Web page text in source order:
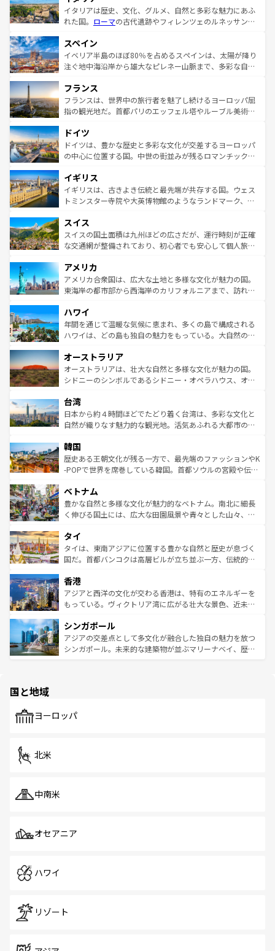
イタリアは歴史、文化、グルメ、自然と多彩な魅力にあふ
れた国。 ローマの古代遺跡やフィレンツェのルネッサンス
ろん、トスカーナの美しい田園風景やアマルフィ海岸の絶
景など、自然景観も見逃せない。観光の合間には、本場の
ピザやパスタなど、絶品のイタリア料理を堪能することも
ませてくれるイタリアで、忘れられない旅をしてみよう！
なお、新着のイタリア情報はコンテンツ一覧 を参照してほ
しい。
スペイン
イベリア半島のほぼ80％を占めるスペインは、太陽が降り
注ぐ地中海沿岸から雄大なピレネー山脈まで、多彩な自然
文化が根付くこの国では、情熱的なフラメンコ、熱気あふ
れる闘牛、そして美味しいタパスが生活の一部となってい
る。首都マドリードの洗練された雰囲気や、バルセロナの
の城塞都市、穏やかなビーチリゾートまで多彩な表情を見
せる。地方によって風土や気候が異なるスペインはその個
性で訪れる人を魅了する。 なお、新着のスペイン情報はコ
フランス
フランスは、世界中の旅行者を魅了し続けるヨーロッパ屈
指の観光地だ。首都パリのエッフェル塔やルーブル美術館
で、幅広い魅力が詰まっている。華麗な宮殿、歴史的な大
聖堂、美しいビーチ、そして豊かな自然が、訪れる者を心
から魅了する。また、フランスは美食の国としても知ら
いる。シャンパンの発祥地であるランス、プロヴァンスの
香り高いラベンダー畑など、多彩な楽しみ方が可能だ。さ
らに、パリ以外の地域にも魅力が溢れており、どの街角に
れる地方に足を運ぶとそれぞれで全く異なる文化を体験で
きるだろう。 なお、新着のフランス情報はコンテンツ一覧
を参照してほしい。
ドイツ
ドイツは、豊かな歴史と多彩な文化が交差するヨーロッパ
の中心に位置する国。中世の街並みが残るロマンチック街
顔を持つこの国は、どこを歩いても飽きることがない。ベ
ルリンの文化的活気、バイエルン州のアルプスの絶景、そ
してライン川沿いのワイン畑といった風景は必見。ビール
は、お酒好きな人にはぜひ体験してほしい。 なお、新着の
ドイツ情報はコンテンツ一覧を参照してほしい。
イギリス
イギリスは、古きよき伝統と最先端が共存する国。ウェス
トミンスター寺院や大英博物館のようなランドマーク、歴
リアごとに異なる魅力がある。また、優雅なアフタヌーン
ティー、ビール好きにはたまらない英国パブ、サッカー観
戦など、本場だからこそできる体験も豊富。イギリスを旅
ンツ一覧を参照してほしい。
スイス
スイスの国土面積は九州ほどの広さだが、運行時刻が正確
な交通網が整備されており、初心者でも安心して個人旅行
の建物がそのまま残る町や、スイスならではのユニークな
博物館もあり、アルプス観光だけでなく町歩きも満喫する
ことができる。国民の所得が高いため物価も高いが、旅行
ば市内交通費無料で観光を楽しむこともできる。 なお、新
着のスイス情報はコンテンツ一覧 を参照してほしい。
アメリカ
アメリカ合衆国は、広大な土地と多様な文化が魅力の国。
東海岸の都市部から西海岸のカリフォルニアまで、訪れる
のような巨大都市は、観光、ショッピング、エンターテイ
ンメントが詰まった刺激的なスポットだ。一方、アメリカ
西部には大自然が広がり、グランドキャニオンやイエロー
部のニューオーリンズでは、音楽と美食が融合した独特の
文化が魅力。旅行者はアメリカの各地域で異なる魅力を楽
しみながら、その多様性と豊かな歴史を感じることができ
ならではの贅沢な旅のスタイルだ。 なお、新着のアメリカ
情報はコンテンツ一覧を参照してほしい。
ハワイ
年間を通じて温暖な気候に恵まれ、多くの島で構成される
ハワイは、どの島も独自の魅力をもっている。大自然の神
ワイ島は見逃せない。また、定番の観光地といえばオアフ
島だが、静かな自然を求めるならマウイ島やカウアイ島が
おすすめ。エメラルドグリーンに輝く海をはじめ、豊かな
れるおもてなしの心で訪れる人々を迎えてくれるハワイの
人々、おいしいローカルフードやハワイアンミュージッ
ク、伝統的なフラダンスなど、すべてがハワイの魅力を彩
ワイを、存分に味わってほしい。 なお、新着のハワイ情報
はコンテンツ一覧を参照してほしい。
オーストラリア
オーストラリアは、壮大な自然と多様な文化が魅力の国。
シドニーのシンボルであるシドニー・オペラハウス、オー
リアリーフや大陸中央部にそびえるウルル（エアーズロッ
ク）、タスマニアの美しい原生林やケアンズの熱帯雨林な
ど、見どころがたくさん。また、カフェやワイン、オージ
いる。アクティビティも充実しており、サーフィンやダイ
ビング、ハイキングなど、アウトドア好きにはたまらな
い。オーストラリアの多彩な魅力を存分に味わいつくそ
参照してほしい。
台湾
日本から約４時間ほどでたどり着く台湾は、多彩な文化と
自然が織りなす魅力的な観光地。活気あふれる大都市の台
ン）、静ひつな山岳地帯である台湾東部など、都市の喧騒
と山間の静けさが共存しており、訪れる人に新しい発見と
驚きをもたらしてくれる。また、奥深い台湾の食文化も魅
容にもいいと評判のスイーツなど、バラエティ豊かな料理
が味わえる。 なお、新着の台湾情報は コンテンツ一覧を参
照してほしい。
韓国
歴史ある王朝文化が残る一方で、最先端のファッションやK
-POPで世界を席巻している韓国。首都ソウルの宮殿や伝統
き、地方に足を延ばせば四季折々の自然美を楽しむことが
できる。そして、キムチや焼肉、絶品のストリートフード
まで、さまざまな韓国料理が待っている。夜には、韓国な
リティに包まれながら、韓国の多彩な魅力を心ゆくまで味
わってみてほしい。 なお、新着の韓国情報はコンテンツ一
覧を参照してほしい。
ベトナム
豊かな自然と多様な文化が魅力的なベトナム。南北に細長
く伸びる国土には、広大な田園風景や青々とした山々、世
急速な発展と共に伝統が息づく。ハノイの古い町並みやホ
ーチミン市のフランス統治時代の建物も、独特の雰囲気を
醸し出している。また、バラエティの豊かさとおいしさで
とつ。フォーやバインミー、ベトナムコーヒーなどは、ぜ
ひ現地で味わいたい。どの地域を訪れてもあたたかい人々
が旅行者を迎えてくれるので、きっと忘れられない旅にな
参照してほしい。
タイ
タイは、東南アジアに位置する豊かな自然と歴史が息づく
国だ。首都バンコクは高層ビルが立ち並ぶ一方、伝統的な
の活気が交差している。北部ではチェンマイなどの山岳地
帯で自然と触れ合い、南部ではプーケットやクラビの美し
いビーチでリゾート気分を楽しむことができる。タイ料理
激する。気候は一年中温暖で、どの季節にも異なる楽しみ
が待っている。親しみやすいタイの人々、仏教を中心とし
た文化、そして多様な観光資源が、訪れる旅人を魅了し続
香港
アジアと西洋の文化が交わる香港は、特有のエネルギーを
もっている。ヴィクトリア湾に広がる壮大な景色、近未来
み、どこを訪れても感動するはず。観光スポットが密集し
ており、効率よく見どころを回れるのも魅力。息をのむよ
うな絶景から文化的な体験まで、香港を存分に楽しみ尽く
シンガポール
アジアの交差点として多文化が融合した独自の魅力を放つ
シンガポール。未来的な建築物が並ぶマリーナベイ、歴史
で、ホーカーズは地元の風情を楽しめる外せないスポット
国と地域
ヨーロッパ
北米
中南米
オセアニア
ハワイ
リゾート